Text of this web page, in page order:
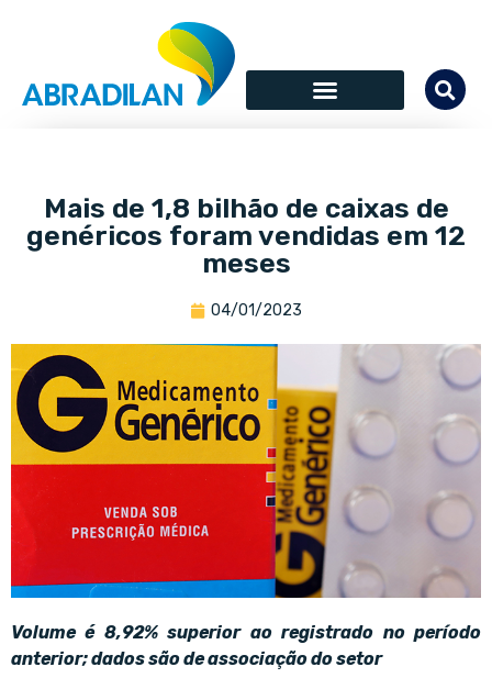
Mais de 1,8 bilhão de caixas de
genéricos foram vendidas em 12
meses
04/01/2023
Volume é 8,92% superior ao registrado no período
anterior; dados são de associação do setor